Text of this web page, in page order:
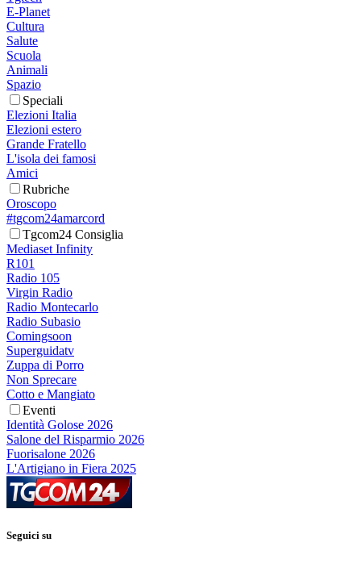
E-Planet
Cultura
Salute
Scuola
Animali
Spazio
Speciali
Elezioni Italia
Elezioni estero
Grande Fratello
L'isola dei famosi
Amici
Rubriche
Oroscopo
#tgcom24amarcord
Tgcom24 Consiglia
Mediaset Infinity
R101
Radio 105
Virgin Radio
Radio Montecarlo
Radio Subasio
Comingsoon
Superguidatv
Zuppa di Porro
Non Sprecare
Cotto e Mangiato
Eventi
Identità Golose 2026
Salone del Risparmio 2026
Fuorisalone 2026
L'Artigiano in Fiera 2025
Seguici su